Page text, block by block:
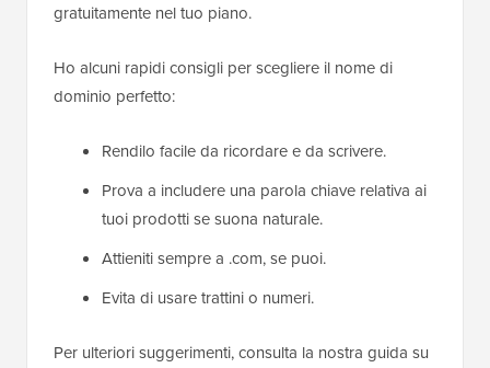
gratuitamente nel tuo piano.
Ho alcuni rapidi consigli per scegliere il nome di
dominio perfetto:
Rendilo facile da ricordare e da scrivere.
Prova a includere una parola chiave relativa ai
tuoi prodotti se suona naturale.
Attieniti sempre a .com, se puoi.
Evita di usare trattini o numeri.
Per ulteriori suggerimenti, consulta la nostra guida su